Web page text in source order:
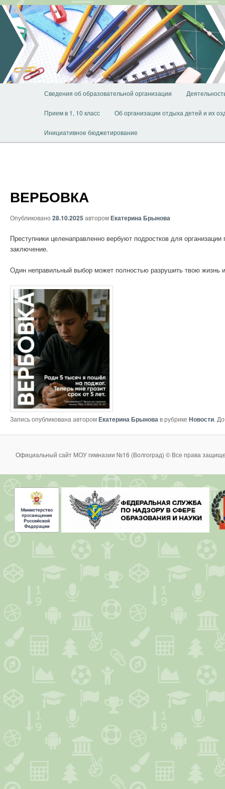
Перейти
основному
содержимому
Сведения об образовательной организации
Прием в 1, 10 класс Об организации отдыха детей и их
Инициативное бюджетирование
ВЕРБОВКА
Опубликовано 28.10.2025 авторомЕкатерина Брынова
Преступники целенаправленно вербуют подростков для
заключение.
Один неправильный выбор может полностью разрушить твою жизнь
Запись опубликована авторомЕкатерина Брыновав рубрике Новости.
Официальный сайт МОУ гимназии №16 (Волгоград) © Все права